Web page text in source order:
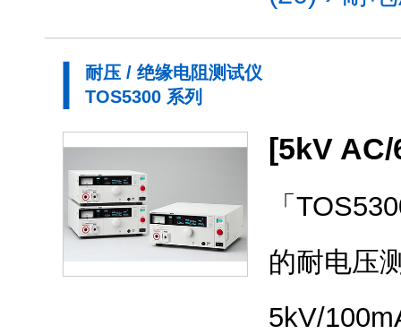
耐压 / 绝缘电阻测试仪
TOS5300 系列
[5kV AC/
「
的耐电压
5kV/